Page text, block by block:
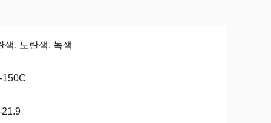
색, 노란색, 녹색
150C
21.9